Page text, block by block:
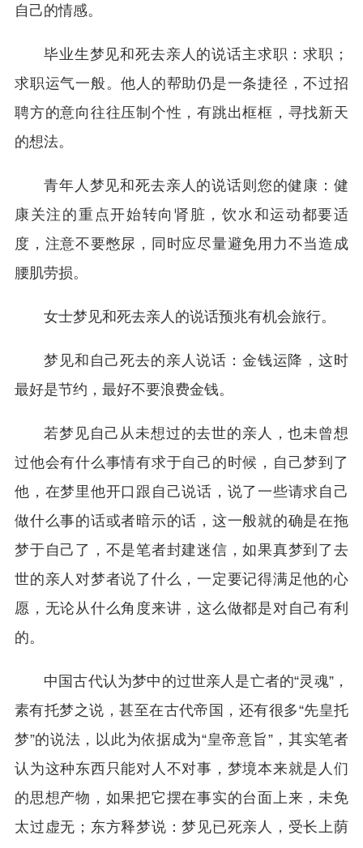
自己的情感。
毕业生梦见和死去亲人的说话主求职：求职；
求职运气一般。他人的帮助仍是一条捷径，不过招
聘方的意向往往压制个性，有跳出框框，寻找新天
的想法。
青年人梦见和死去亲人的说话则您的健康：健
康关注的重点开始转向肾脏，饮水和运动都要适
度，注意不要憋尿，同时应尽量避免用力不当造成
腰肌劳损。
女士梦见和死去亲人的说话预兆有机会旅行。
梦见和自己死去的亲人说话：金钱运降，这时
最好是节约，最好不要浪费金钱。
若梦见自己从未想过的去世的亲人，也未曾想
过他会有什么事情有求于自己的时候，自己梦到了
他，在梦里他开口跟自己说话，说了一些请求自己
做什么事的话或者暗示的话，这一般就的确是在拖
梦于自己了，不是笔者封建迷信，如果真梦到了去
世的亲人对梦者说了什么，一定要记得满足他的心
愿，无论从什么角度来讲，这么做都是对自己有利
的。
中国古代认为梦中的过世亲人是亡者的“灵魂”，
素有托梦之说，甚至在古代帝国，还有很多“先皇托
梦”的说法，以此为依据成为“皇帝意旨”，其实笔者
认为这种东西只能对人不对事，梦境本来就是人们
的思想产物，如果把它摆在事实的台面上来，未免
太过虚无；东方释梦说：梦见已死亲人，受长上荫